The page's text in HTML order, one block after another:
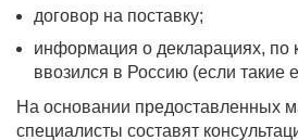
договор на поставку;
информация о декларациях, по
ввозился в Россию (если такие
На основании предоставленных
специалисты составят